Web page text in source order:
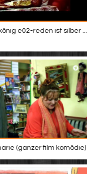
e02-reden ist silber ...
(ganzer film komödie)